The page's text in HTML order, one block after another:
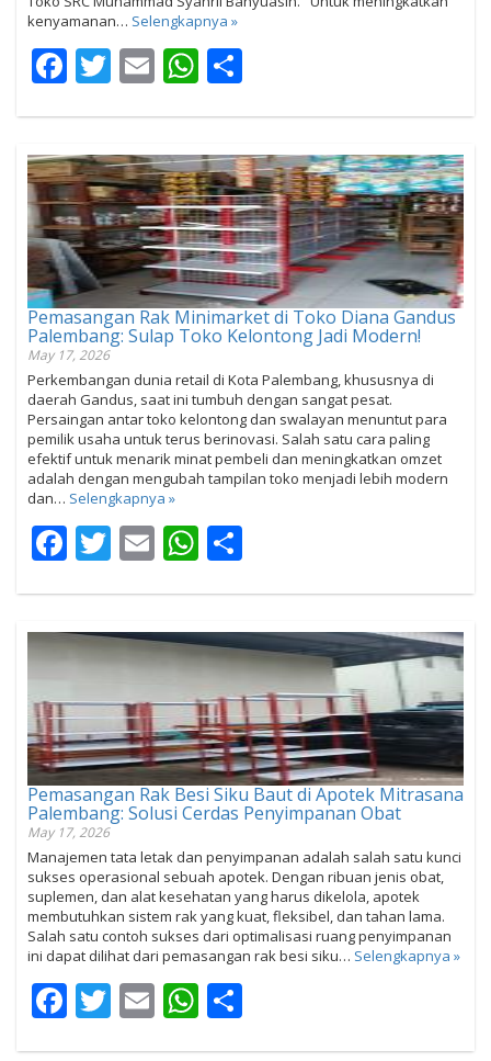
kenyamanan… Selengkapnya »
Facebook
Twitter
EmailWhatsApp
Pemasangan Rak Minimarket di Toko Diana Gandus
Palembang: Sulap Toko Kelontong Jadi Modern!
May 17, 2026
Perkembangan dunia retail di Kota Palembang, khususnya di
daerah Gandus, saat ini tumbuh dengan sangat pesat.
Persaingan antar toko kelontong dan swalayan menuntut para
pemilik usaha untuk terus berinovasi. Salah satu cara paling
efektif untuk menarik minat pembeli dan meningkatkan omzet
adalah dengan mengubah tampilan toko menjadi lebih modern
dan… Selengkapnya »
Facebook
Twitter
EmailWhatsApp
Pemasangan Rak Besi Siku Baut di Apotek Mitrasana
Palembang: Solusi Cerdas Penyimpanan Obat
May 17, 2026
Manajemen tata letak dan penyimpanan adalah salah satu kunci
sukses operasional sebuah apotek. Dengan ribuan jenis obat,
suplemen, dan alat kesehatan yang harus dikelola, apotek
membutuhkan sistem rak yang kuat, fleksibel, dan tahan lama.
Salah satu contoh sukses dari optimalisasi ruang penyimpanan
ini dapat dilihat dari pemasangan rak besi siku… Selengkapnya »
Facebook
Twitter
EmailWhatsApp